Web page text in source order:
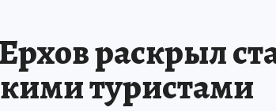
раскрыл
туристами